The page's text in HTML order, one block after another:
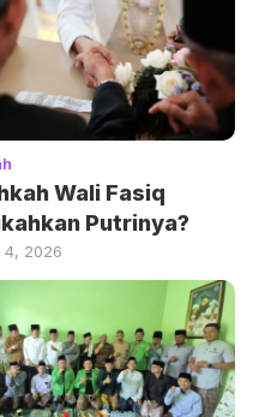
Wali Fasiq
Putrinya?
4, 2026